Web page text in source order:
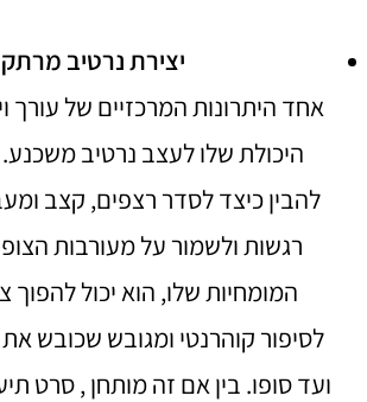
יצירת נרטיב
אחד היתרונות המרכזיים של עורך
היכולת שלו לעצב נרטיב משכנע.
להבין כיצד לסדר רצפים, קצב
רגשות ולשמור על מעורבות
המומחיות שלו, הוא יכול להפוך
לסיפור קוהרנטי ומגובש שכובש
ועד סופו. בין אם זה מותחן , סרט